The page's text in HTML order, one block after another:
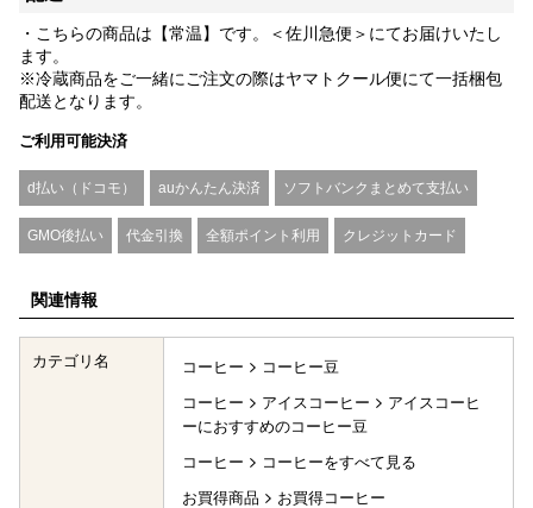
・こちらの商品は【常温】です。＜佐川急便＞にてお届けいたし
ます。
※冷蔵商品をご一緒にご注文の際はヤマトクール便にて一括梱包
配送となります。
ご利用可能決済
d払い（ドコモ） auかんたん決済 ソフトバンクまとめて支払い
GMO後払い 代金引換 全額ポイント利用 クレジットカード
関連情報
カテゴリ名 コーヒー
コーヒー豆
コーヒー
アイスコーヒー
アイスコーヒ
ーにおすすめのコーヒー豆
コーヒー
コーヒーをすべて見る
お買得商品
お買得コーヒー